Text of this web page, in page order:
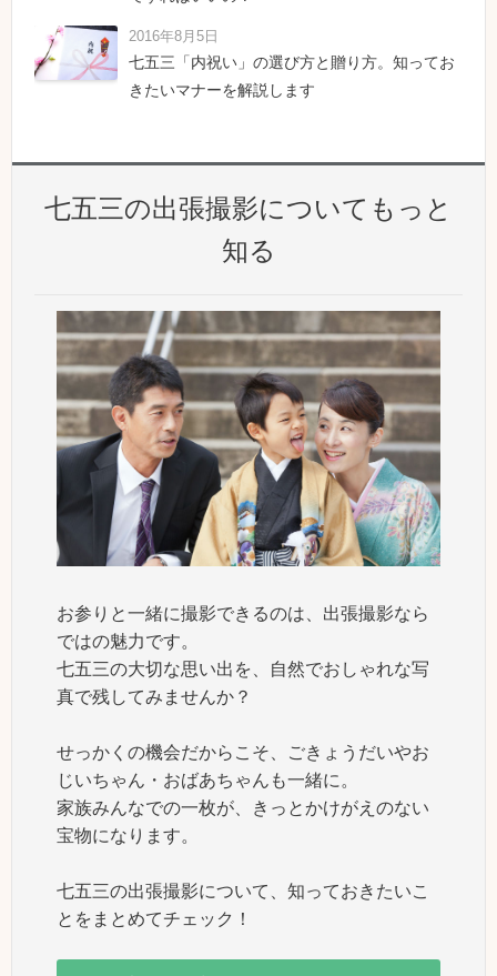
2016年8月5日
七五三「内祝い」の選び方と贈り方。知ってお
きたいマナーを解説します
七五三の出張撮影についてもっと
知る
お参りと一緒に撮影できるのは、出張撮影なら
ではの魅力です。
七五三の大切な思い出を、自然でおしゃれな写
真で残してみませんか？
せっかくの機会だからこそ、ごきょうだいやお
じいちゃん・おばあちゃんも一緒に。
家族みんなでの一枚が、きっとかけがえのない
宝物になります。
七五三の出張撮影について、知っておきたいこ
とをまとめてチェック！